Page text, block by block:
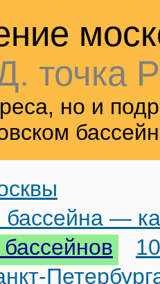
точка
но и
—